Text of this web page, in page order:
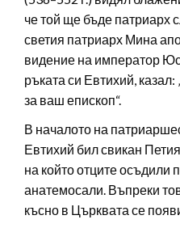
че той ще бъде патриарх
светия патриарх Мина
видение на император
ръката си Евтихий,
за ваш епископ“.
В началото на
Евтихий бил свикан
на който отците осъдили
анатемосали. Въпреки
късно в Църквата се